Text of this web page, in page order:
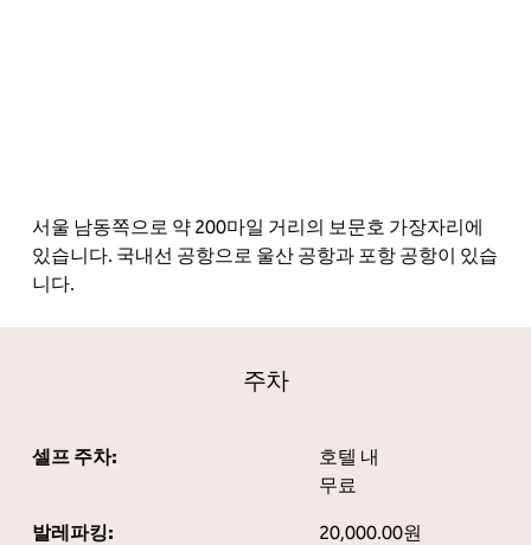
서울 남동쪽으로 약 200마일 거리의 보문호 가장자리에
있습니다. 국내선 공항으로 울산 공항과 포항 공항이 있습
니다.
주차
셀프 주차:
호텔 내
무료
발레파킹: 20,000.00원